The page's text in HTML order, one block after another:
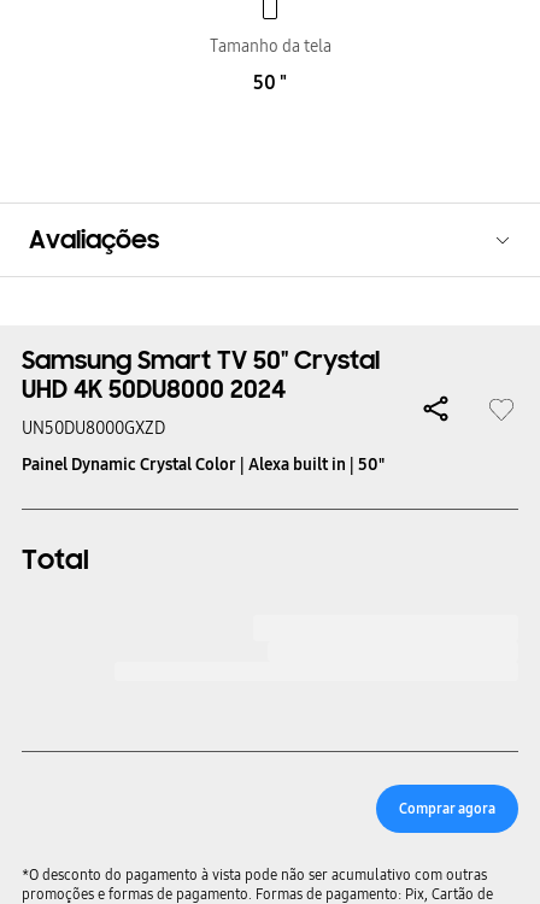
Tamanho da tela
50 "
Avaliações
Samsung Smart TV 50" Crystal
UHD 4K 50DU8000 2024
UN50DU8000GXZD
Painel Dynamic Crystal Color | Alexa built in | 50"
Total
*O desconto do pagamento à vista pode não ser acumulativo com outras
promoções e formas de pagamento. Formas de pagamento: Pix, Cartão de
Comprar agora